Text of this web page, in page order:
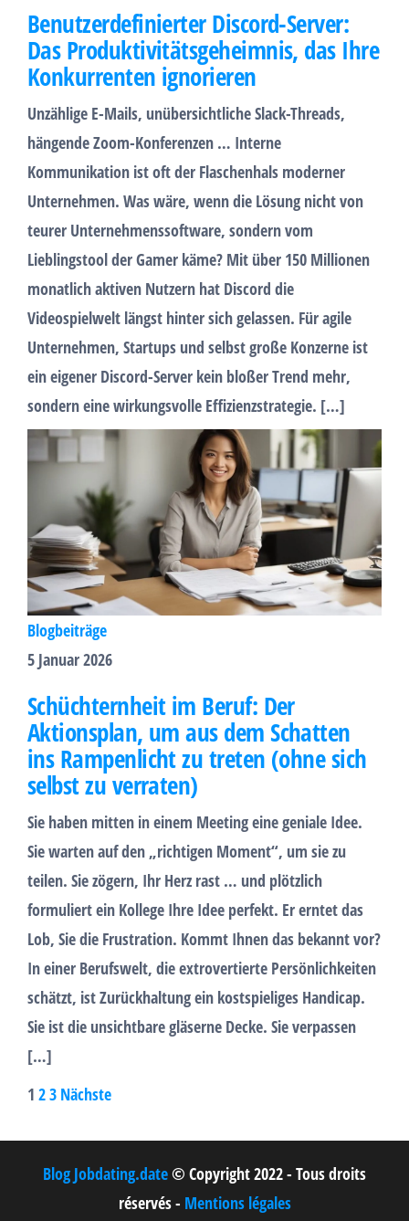
Benutzerdefinierter Discord-Server:
Das Produktivitätsgeheimnis, das Ihre
Konkurrenten ignorieren
Unzählige E-Mails, unübersichtliche Slack-Threads,
hängende Zoom-Konferenzen … Interne
Kommunikation ist oft der Flaschenhals moderner
Unternehmen. Was wäre, wenn die Lösung nicht von
teurer Unternehmenssoftware, sondern vom
Lieblingstool der Gamer käme? Mit über 150 Millionen
monatlich aktiven Nutzern hat Discord die
Videospielwelt längst hinter sich gelassen. Für agile
Unternehmen, Startups und selbst große Konzerne ist
ein eigener Discord-Server kein bloßer Trend mehr,
sondern eine wirkungsvolle Effizienzstrategie. […]
Blogbeiträge
5 Januar 2026
Schüchternheit im Beruf: Der
Aktionsplan, um aus dem Schatten
ins Rampenlicht zu treten (ohne sich
selbst zu verraten)
Sie haben mitten in einem Meeting eine geniale Idee.
Sie warten auf den „richtigen Moment“, um sie zu
teilen. Sie zögern, Ihr Herz rast … und plötzlich
formuliert ein Kollege Ihre Idee perfekt. Er erntet das
Lob, Sie die Frustration. Kommt Ihnen das bekannt vor?
In einer Berufswelt, die extrovertierte Persönlichkeiten
schätzt, ist Zurückhaltung ein kostspieliges Handicap.
Sie ist die unsichtbare gläserne Decke. Sie verpassen
[…]
Seitennummerierung
Beiträge
1 23 Nächste
Blog Jobdating.date© Copyright 2022 - Tous droits
réservés - Mentions légales